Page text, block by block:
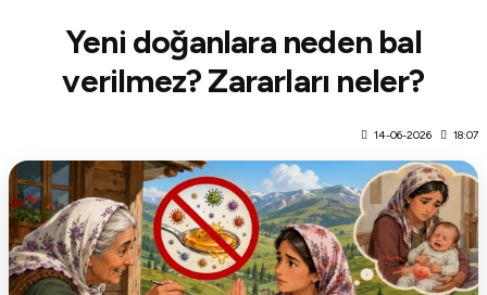
Yeni doğanlara neden bal
verilmez? Zararları neler?
14-06-2026 18:07